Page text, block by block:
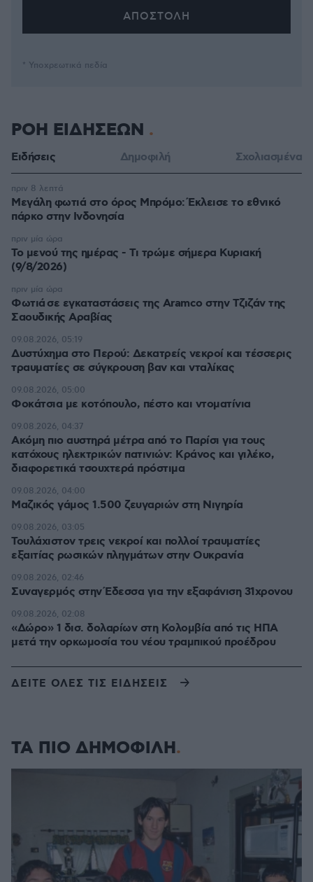
* Υποχρεωτικά πεδία
ΡΟΗ ΕΙΔΗΣΕΩΝ
Ειδήσεις Δημοφιλή Σχολιασμένα
Μεγάλη φωτιά στο όρος Μπρόμο: Έκλεισε το εθνικό
πάρκο στην Ινδονησία
πριν 8 λεπτά
Το μενού της ημέρας - Τι τρώμε σήμερα Κυριακή
(9/8/2026)
πριν μία ώρα
Φωτιά σε εγκαταστάσεις της Aramco στην Τζιζάν της
Σαουδικής Αραβίας
πριν μία ώρα
Δυστύχημα στο Περού: Δεκατρείς νεκροί και τέσσερις
τραυματίες σε σύγκρουση βαν και νταλίκας
09.08.2026, 05:19
Φοκάτσια με κοτόπουλο, πέστο και ντοματίνια
09.08.2026, 05:00
Ακόμη πιο αυστηρά μέτρα από το Παρίσι για τους
κατόχους ηλεκτρικών πατινιών: Κράνος και γιλέκο,
διαφορετικά τσουχτερά πρόστιμα
09.08.2026, 04:37
Μαζικός γάμος 1.500 ζευγαριών στη Νιγηρία
09.08.2026, 04:00
Τουλάχιστον τρεις νεκροί και πολλοί τραυματίες
εξαιτίας ρωσικών πληγμάτων στην Ουκρανία
09.08.2026, 03:05
Συναγερμός στην Έδεσσα για την εξαφάνιση 31χρονου
09.08.2026, 02:46
«Δώρο» 1 δισ. δολαρίων στη Κολομβία από τις ΗΠΑ
μετά την ορκωμοσία του νέου τραμπικού προέδρου
09.08.2026, 02:08
ΔΕΙΤΕ ΟΛΕΣ ΤΙΣ ΕΙΔΗΣΕΙΣ
ΤΑ ΠΙΟ ΔΗΜΟΦΙΛΗ